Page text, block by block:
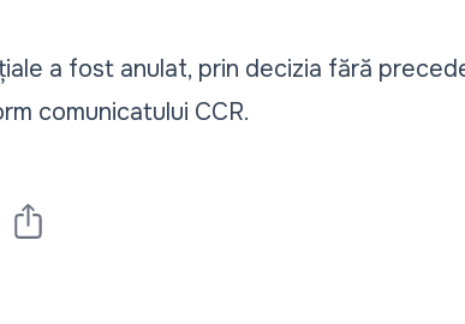
a fost anulat, prin decizia fără
comunicatului CCR.